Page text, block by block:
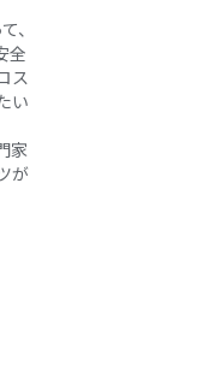
、
全
ス
い
家
が